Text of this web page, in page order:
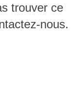
trouver ce
nous.